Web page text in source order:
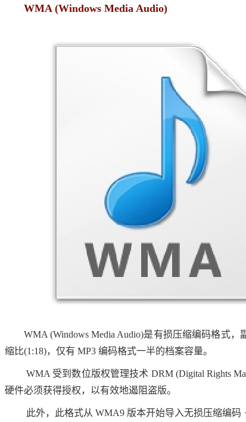
WMA (Windows Media Audio)
WMA (Windows Media Audio)是有损压缩编码格式
缩比(1:18)，仅有 MP3 编码格式一半的档案容量。
WMA 受到数位版权管理技术 DRM (Digital Rights
硬件必须获得授权，以有效地遏阻盗版。
此外，此格式从 WMA9 版本开始导入无损压缩编码